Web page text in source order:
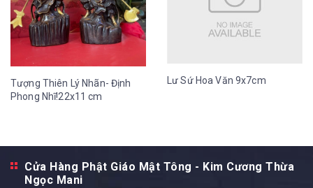
Tượng Thiên Lý Nhãn- Định
Phong Nhĩ!22x11 cm
Lư Sứ Hoa Văn 9x7cm
Cửa Hàng Phật Giáo Mật Tông - Kim Cương Thừa
Ngọc Mani